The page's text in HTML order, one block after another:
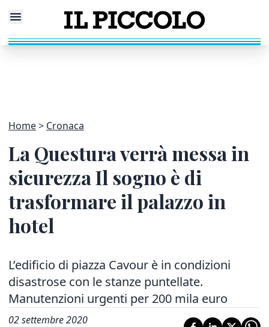
Home Cronaca
La Questura verrà messa in
sicurezza Il sogno è di
trasformare il palazzo in
hotel
L’edificio di piazza Cavour è in condizioni
disastrose con le stanze puntellate.
Manutenzioni urgenti per 200 mila euro
02 settembre 2020